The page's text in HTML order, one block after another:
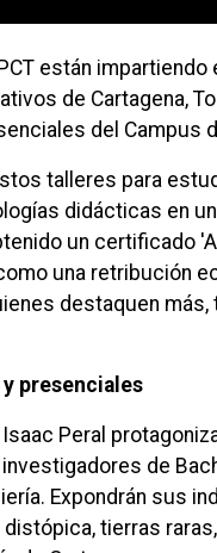
están
de Cartagena,
del Campus
talleres para
didácticas en
un certificado
una retribución
destaquen
presenciales
Peral
de
Expondrán sus
tierras